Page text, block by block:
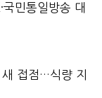
민통일방송 대
접점…식량 지